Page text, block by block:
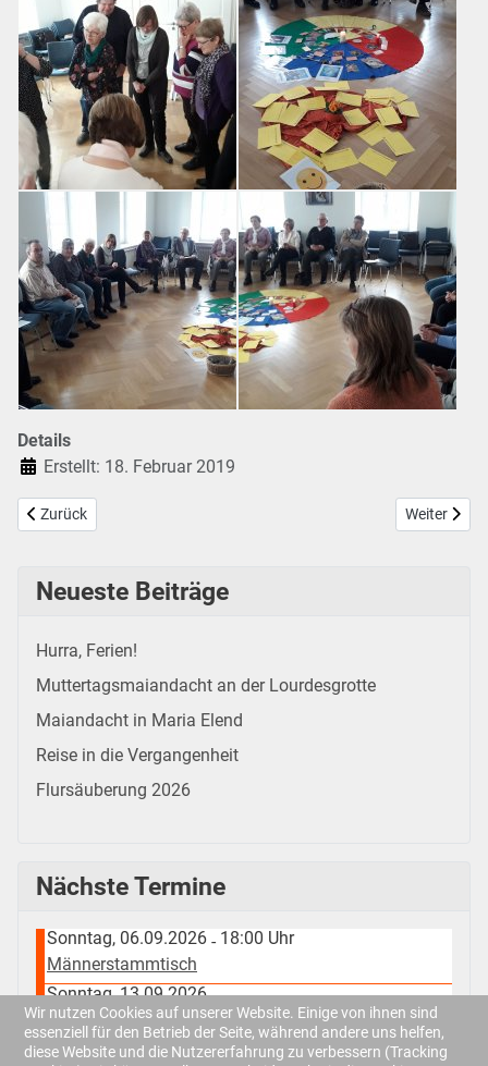
Neueste Beiträge
Hurra, Ferien!
Muttertagsmaiandacht an der Lourdesgrotte
Maiandacht in Maria Elend
Reise in die Vergangenheit
Flursäuberung 2026
Nächste Termine
Sonntag, 06.09.2026 - 18:00 Uhr
Männerstammtisch
Sonntag, 13.09.2026
Kolping-Kreuz-Fest
Samstag, 19.09.2026
Details
Erstellt: 18. Februar 2019
Vorheriger Beitrag: Josefstag 2019
Zurück Nächster
Weiter
Wir nutzen Cookies auf unserer Website. Einige von ihnen sind
essenziell für den Betrieb der Seite, während andere uns helfen,
diese Website und die Nutzererfahrung zu verbessern (Tracking